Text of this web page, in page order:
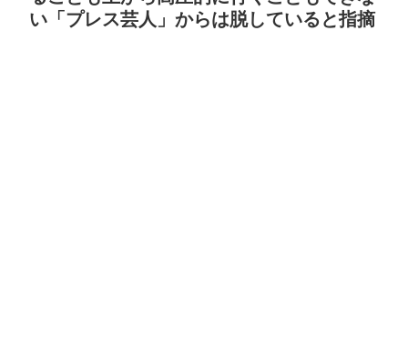
い「プレス芸人」からは脱していると指摘